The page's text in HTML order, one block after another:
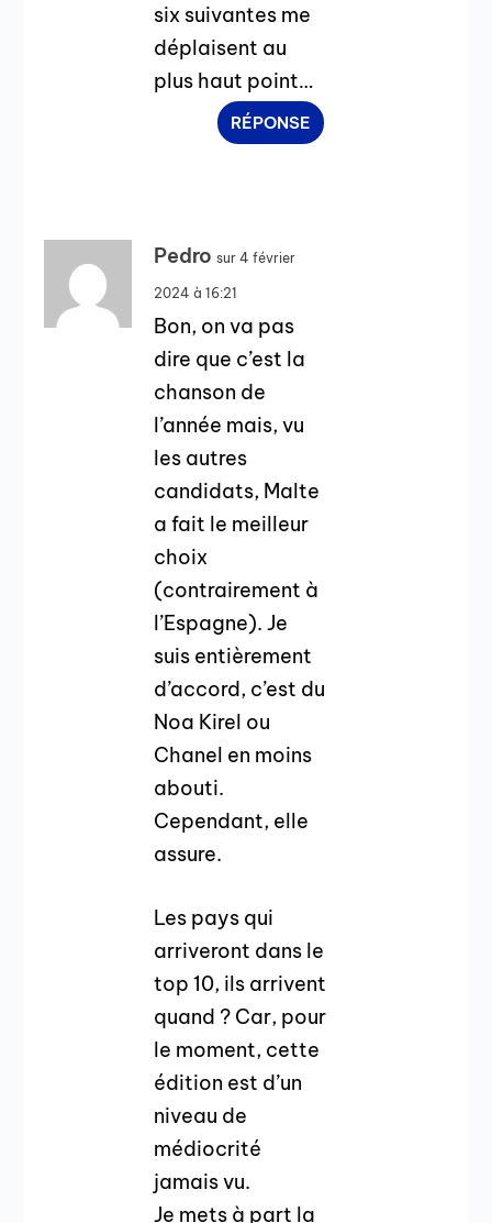
six suivantes me
déplaisent au
plus haut point…
RÉPONSE
Pedro sur 4 février
2024 à 16:21
Bon, on va pas
dire que c’est la
chanson de
l’année mais, vu
les autres
candidats, Malte
a fait le meilleur
choix
(contrairement à
l’Espagne). Je
suis entièrement
d’accord, c’est du
Noa Kirel ou
Chanel en moins
abouti.
Cependant, elle
assure.
Les pays qui
arriveront dans le
top 10, ils arrivent
quand ? Car, pour
le moment, cette
édition est d’un
niveau de
médiocrité
jamais vu.
Je mets à part la